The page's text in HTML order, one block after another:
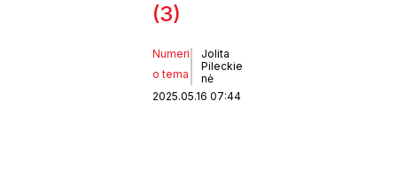
(3)
Numeri
o tema
Jolita
Pileckie
nė
2025.05.16 07:44